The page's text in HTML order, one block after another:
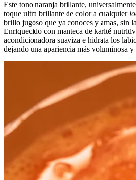
Este tono naranja brillante,
toque ultra brillante de color a cualquier
brillo jugoso que ya conoces y amas, sin
Enriquecido con manteca de karité
acondicionadora suaviza e hidrata los
dejando una apariencia más voluminosa